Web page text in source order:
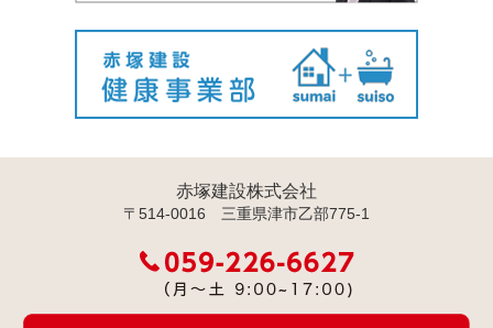
赤塚建設株式会社
〒514-0016 三重県津市乙部775-1